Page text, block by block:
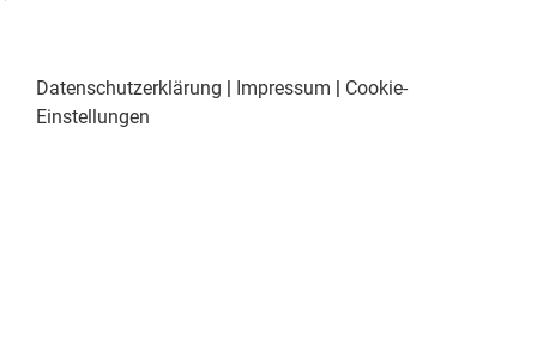
Datenschutzerklärung Impressum
Cookie-
Einstellungen